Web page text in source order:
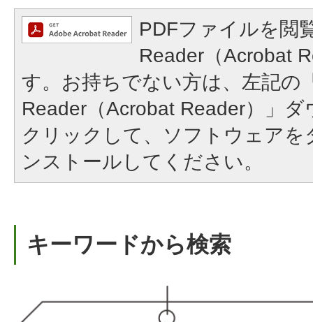
PDFファイルを閲
Reader（Acrobat
す。お持ちでない方は、左記の
Reader（Acrobat Reader）」
クリックして、ソフトウェア
ンストールしてください。
キーワードから検索